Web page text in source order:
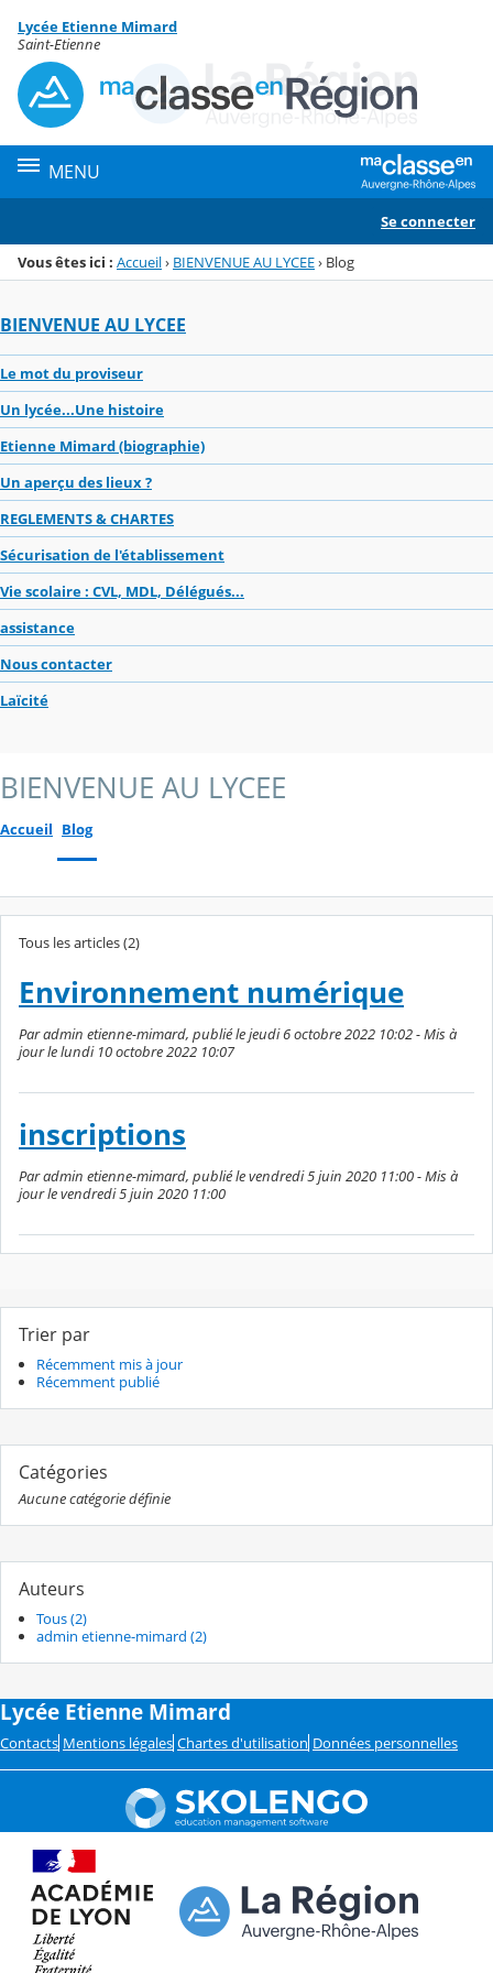
Menu de la rubrique
Contenu
Lycée Etienne Mimard
Saint-Etienne
MENU
Se connecter
Vous êtes ici : Accueil› BIENVENUE AU LYCEE› Blog
BIENVENUE AU LYCEE
Le mot du proviseur
Un lycée...Une histoire
Etienne Mimard (biographie)
Un aperçu des lieux ?
REGLEMENTS & CHARTES
Sécurisation de l'établissement
Vie scolaire : CVL, MDL, Délégués...
assistance
Nous contacter
Laïcité
BIENVENUE AU LYCEE
Accueil Blog
Tous les articles (2)
Environnement numérique
Par admin etienne-mimard, publié le jeudi 6 octobre 2022 10:02 - Mis à
jour le lundi 10 octobre 2022 10:07
inscriptions
Par admin etienne-mimard, publié le vendredi 5 juin 2020 11:00 - Mis à
jour le vendredi 5 juin 2020 11:00
Trier par
Récemment mis à jour
Récemment publié
Catégories
Aucune catégorie définie
Auteurs
Tous (2)
admin etienne-mimard (2)
Lycée Etienne Mimard
Contacts Mentions légales Chartes d'utilisation Données personnelles